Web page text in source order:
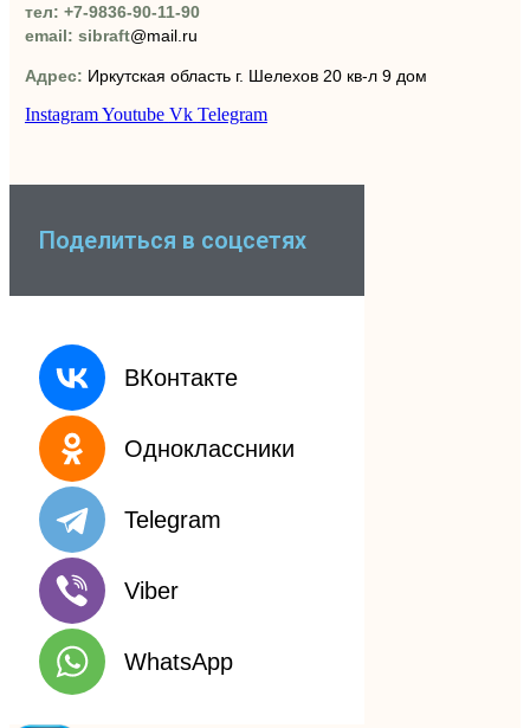
тел: +7-9836-90-11-90
email: sibraft@mail.ru
Адрес: Иркутская область г. Шелехов 20 кв-л 9 дом
InstagramYoutube Vk Telegram
Поделиться в соцсетях
ВКонтакте
Одноклассники
Telegram
Viber
WhatsApp